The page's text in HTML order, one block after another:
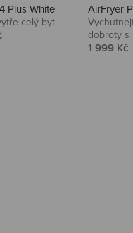
Plus White
celý byt
AirFryer
dobroty s
Prodejní
1 999 Kč